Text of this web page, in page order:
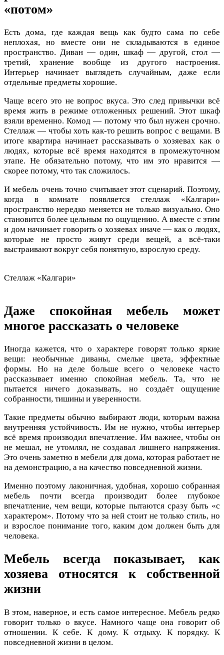
«потом»
Есть дома, где каждая вещь как будто сама по себе
неплохая, но вместе они не складываются в единое
пространство. Диван — один, шкаф — другой, стол —
третий, хранение вообще из другого настроения.
Интерьер начинает выглядеть случайным, даже если
отдельные предметы хорошие.
Чаще всего это не вопрос вкуса. Это след привычки всё
время жить в режиме отложенных решений. Этот шкаф
взяли временно. Комод — потому что был нужен срочно.
Стеллаж — чтобы хоть как-то решить вопрос с вещами. В
итоге квартира начинает рассказывать о хозяевах как о
людях, которые всё время находятся в промежуточном
этапе. Не обязательно потому, что им это нравится —
скорее потому, что так сложилось.
И мебель очень точно считывает этот сценарий. Поэтому,
когда в комнате появляется стеллаж «Калгари»
пространство нередко меняется не только визуально. Оно
становится более цельным по ощущению. А вместе с этим
и дом начинает говорить о хозяевах иначе — как о людях,
которые не просто живут среди вещей, а всё-таки
выстраивают вокруг себя понятную, взрослую среду.
Стеллаж «Калгари»
Даже спокойная мебель может
многое рассказать о человеке
Иногда кажется, что о характере говорят только яркие
вещи: необычные диваны, смелые цвета, эффектные
формы. Но на деле больше всего о человеке часто
рассказывает именно спокойная мебель. Та, что не
пытается ничего доказывать, но создаёт ощущение
собранности, тишины и уверенности.
Такие предметы обычно выбирают люди, которым важна
внутренняя устойчивость. Им не нужно, чтобы интерьер
всё время производил впечатление. Им важнее, чтобы он
не мешал, не утомлял, не создавал лишнего напряжения.
Это очень заметно в мебели для дома, которая работает не
на демонстрацию, а на качество повседневной жизни.
Именно поэтому лаконичная, удобная, хорошо собранная
мебель почти всегда производит более глубокое
впечатление, чем вещи, которые пытаются сразу быть «с
характером». Потому что за ней стоит не только стиль, но
и взрослое понимание того, каким дом должен быть для
человека.
Мебель всегда показывает, как
хозяева относятся к собственной
жизни
В этом, наверное, и есть самое интересное. Мебель редко
говорит только о вкусе. Намного чаще она говорит об
отношении. К себе. К дому. К отдыху. К порядку. К
повседневной жизни в целом.